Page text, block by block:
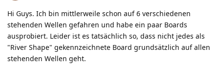
Hi Guys. Ich bin mittlerweile schon auf 6 verschiedenen
stehenden Wellen gefahren und habe ein paar Boards
ausprobiert. Leider ist es tatsächlich so, dass nicht jedes als
"River Shape" gekennzeichnete Board grundsätzlich auf allen
stehenden Wellen geht.